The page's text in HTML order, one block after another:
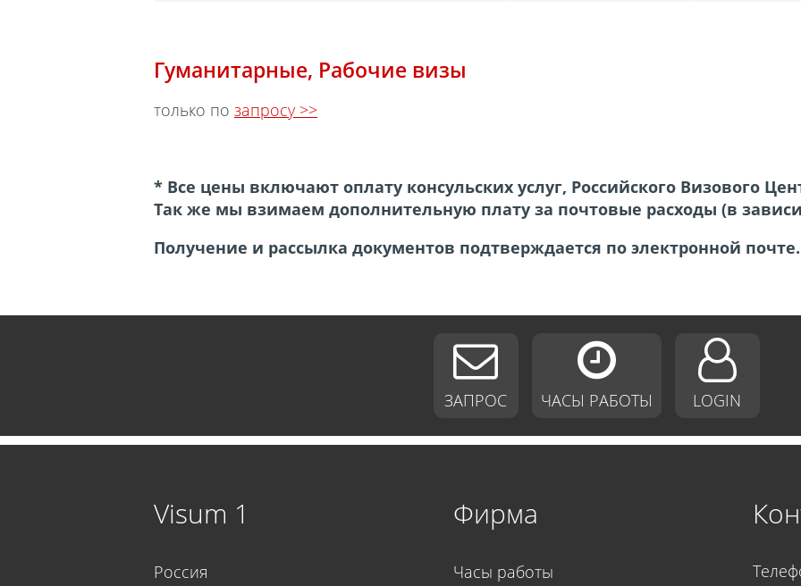
Гуманитарные, Рабочие визы
только по запросу >>
* Все цены включают оплату консульских услуг, Российского Визового
Так же мы взимаем дополнительную плату за почтовые расходы (в
Получение и рассылка документов подтверждается по электронной почте.
ЗАПРОС ЧАСЫ РАБОТЫ LOGIN
Visum 1
Россия
Фирма
Часы работы